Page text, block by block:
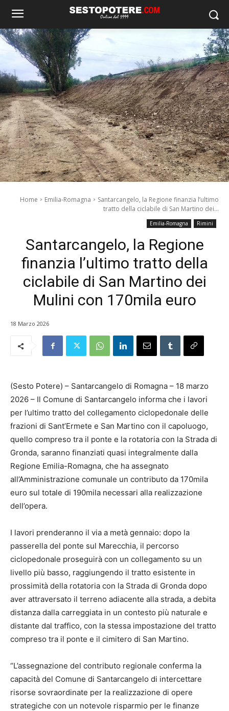
Home Emilia-Romagna
Santarcangelo, la Regione finanzia l’ultimo
tratto della ciclabile di San Martino dei...
Emilia-Romagna Rimini
Santarcangelo, la Regione
finanzia l’ultimo tratto della
ciclabile di San Martino dei
Mulini con 170mila euro
18 Marzo 2026
(Sesto Potere) – Santarcangelo di Romagna – 18 marzo
2026 – Il Comune di Santarcangelo informa che i lavori
per l’ultimo tratto del collegamento ciclopedonale delle
frazioni di Sant’Ermete e San Martino con il capoluogo,
quello compreso tra il ponte e la rotatoria con la Strada di
Gronda, saranno finanziati quasi integralmente dalla
Regione Emilia-Romagna, che ha assegnato
all’Amministrazione comunale un contributo da 170mila
euro sul totale di 190mila necessari alla realizzazione
dell’opera.
I lavori prenderanno il via a metà gennaio: dopo la
passerella del ponte sul Marecchia, il percorso
ciclopedonale proseguirà con un collegamento su un
livello più basso, raggiungendo il tratto esistente in
prossimità della rotatoria con la Strada di Gronda dopo
aver attraversato il terreno adiacente alla strada, a debita
distanza dalla carreggiata in un contesto più naturale e
distante dal traffico, con la stessa impostazione del tratto
compreso tra il ponte e il cimitero di San Martino.
“L’assegnazione del contributo regionale conferma la
capacità del Comune di Santarcangelo di intercettare
risorse sovraordinate per la realizzazione di opere
strategiche con un notevole risparmio per le finanze